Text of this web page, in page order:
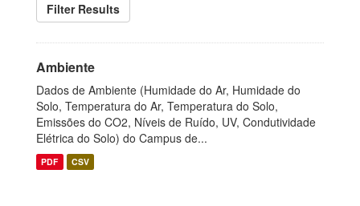
Filter Results
Ambiente
Dados de Ambiente (Humidade do Ar, Humidade do
Solo, Temperatura do Ar, Temperatura do Solo,
Emissões do CO2, Níveis de Ruído, UV, Condutividade
Elétrica do Solo) do Campus de...
PDF CSV